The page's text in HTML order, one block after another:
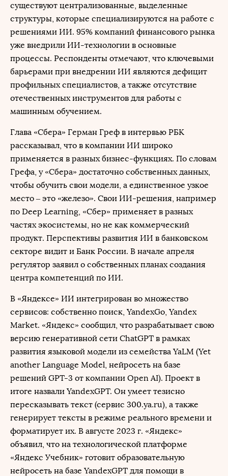
существуют централизованные, выделенные
структуры, которые специализируются на работе с
решениями ИИ. 95% компаний финансового рынка
уже внедрили ИИ-технологии в основные
процессы. Респонденты отмечают, что ключевыми
барьерами при внедрении ИИ являются дефицит
профильных специалистов, а также отсутствие
отечественных инструментов для работы с
машинным обучением.
Глава «Сбера» Герман Греф в интервью РБК
рассказывал, что в компании ИИ широко
применяется в разных бизнес-функциях. По словам
Грефа, у «Сбера» достаточно собственных данных,
чтобы обучить свои модели, а единственное узкое
место – это «железо». Свои ИИ-решения, например
по Deep Learning, «Сбер» применяет в разных
частях экосистемы, но не как коммерческий
продукт. Перспективы развития ИИ в банковском
секторе видит и Банк России. В начале апреля
регулятор заявил о собственных планах создания
центра компетенций по ИИ.
В «Яндексе» ИИ интегрирован во множество
сервисов: собственно поиск, YandexGo, Yandex
Market. «Яндекс» сообщил, что разрабатывает свою
версию генеративной сети ChatGPT в рамках
развития языковой модели из семейства YaLM (Yet
another Language Model, нейросеть на базе
решений GPT-3 от компании Open AI). Проект в
итоге назвали YandexGPT. Он умеет тезисно
пересказывать текст (сервис 300.ya.ru), а также
генерирует тексты в режиме реального времени и
форматирует их. В августе 2023 г. «Яндекс»
объявил, что на технологической платформе
«Яндекс Учебник» готовит образовательную
нейросеть на базе YandexGPT для помощи в